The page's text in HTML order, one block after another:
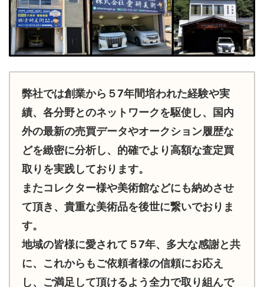
弊社では創業から５7年間培われた経験や実
績、各分野とのネットワークを駆使し、国内
外の最新の売買データやオークション履歴な
どを緻密に分析し、的確でより高額な査定買
取りを実践しております。
またコレクター様や美術館などにも納めさせ
て頂き、貴重な美術品を後世に繋いでおりま
す。
地域の皆様に愛されて５7年、多大な感謝と共
に、これからもご依頼者様の信頼にお応え
し、ご満足して頂けるよう全力で取り組んで